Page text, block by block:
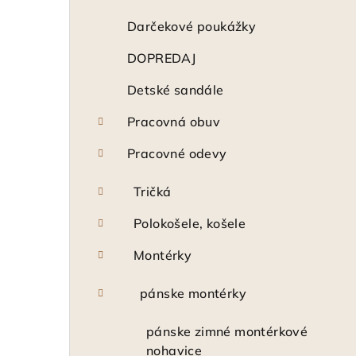
Darčekové poukážky
DOPREDAJ
Detské sandále
Pracovná obuv
Pracovné odevy
Tričká
Polokošele, košele
Montérky
pánske montérky
pánske zimné montérkové
nohavice